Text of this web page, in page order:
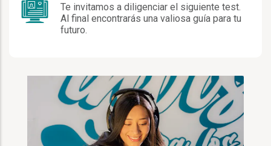
Te invitamos a diligenciar el siguiente test.
Al final encontrarás una valiosa guía para tu
futuro.